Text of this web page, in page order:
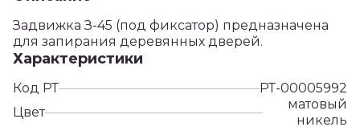
Задвижка З-45 (под фиксатор) предназначена
для запирания деревянных дверей.
Характеристики
Код РТ
РТ-00005992
Цвет
матовый
никель